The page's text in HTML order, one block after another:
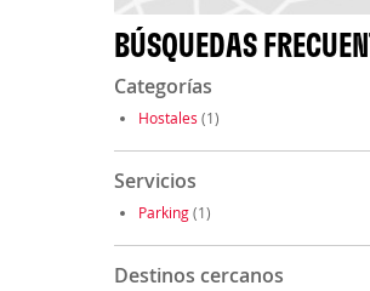
BÚSQUEDAS
Categorías
Hostales (1)
Servicios
Parking(1)
Destinos cercanos